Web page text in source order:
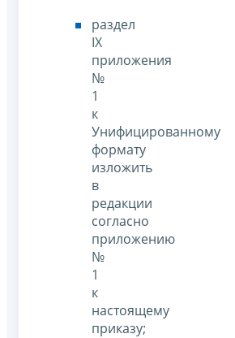
раздел
IX
приложения
№
1
к
Унифицированному
формату
изложить
в
редакции
согласно
приложению
№
1
к
настоящему
приказу;